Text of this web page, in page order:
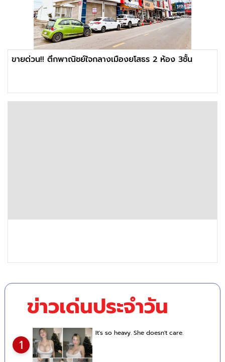
ขายด่วน!! ตึกพาณิชย์ใจกลางเมืองยโสธร 2 ห้อง 3ชั้น
ข่าวเด่นประจำวัน
1
It's so heavy. She doesn't care.